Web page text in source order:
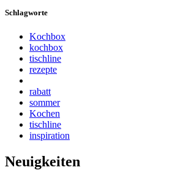
Schlagworte
Kochbox
kochbox
tischline
rezepte
rabatt
sommer
Kochen
tischline
inspiration
Neuigkeiten